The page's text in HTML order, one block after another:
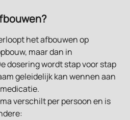
het afbouwen op
maar dan in
dosering wordt stap voor stap
geleidelijk kan wennen aan
verschilt per persoon en is